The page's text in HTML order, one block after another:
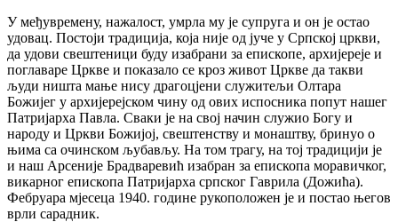
У међувремену, нажалост, умрла му је супруга и он је остао
удовац. Постоји традиција, која није од јуче у Српској цркви,
да удови свештеници буду изабрани за епископе, архијереје и
поглаваре Цркве и показало се кроз живот Цркве да такви
људи ништа мање нису драгоцјени служитељи Олтара
Божијег у архијерејском чину од ових испосника попут нашег
Патријарха Павла. Сваки је на свој начин служио Богу и
народу и Цркви Божијој, свештенству и монаштву, бринуо о
њима са очинском љубављу. На том трагу, на тој традицији је
и наш Арсеније Брадваревић изабран за епископа моравичког,
викарног епископа Патријарха српског Гаврила (Дожића).
Фебруара мјесеца 1940. године рукоположен је и постао његов
врли сарадник.